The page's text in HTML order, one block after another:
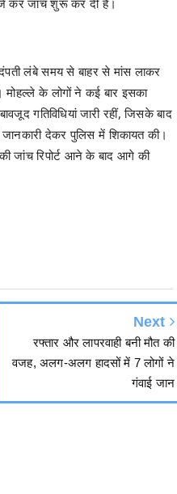
गतिविधियां जारी रहीं, जिसके बाद
देकर पुलिस में शिकायत की।
जांच रिपोर्ट आने के बाद आगे की
वजह, अलग-अलग हादसों में 7 लोगों ने
गंवाई जान